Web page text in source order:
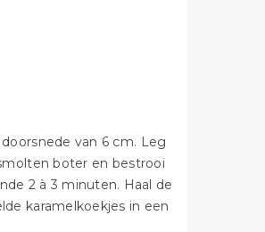
van 6 cm. Leg
boter en bestrooi
2 à 3 minuten. Haal de
karamelkoekjes in een